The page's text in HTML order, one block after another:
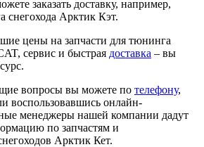
заказать доставку, например,
снегохода Арктик Кэт.
цены на запчасти для тюнинга
сервис и быстрая доставка – вы
вопросы вы можете по телефону,
воспользовавшись онлайн-
менеджеры нашей компании дадут
по запчастям и
Арктик Кет.